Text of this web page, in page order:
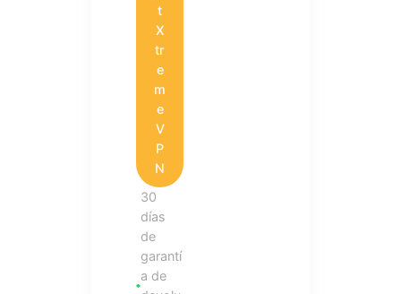
t
X
tr
e
m
e
V
P
N
30
días
de
garantí
a de